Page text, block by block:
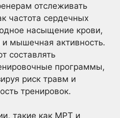
отслеживать
частота сердечных
насыщение крови,
и мышечная активность.
составлять
программы,
риск травм и
тренировок.
такие как МРТ и